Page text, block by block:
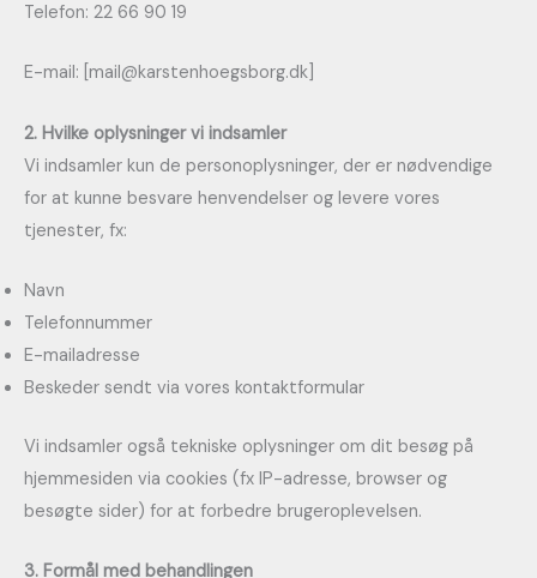
Telefon: 22 66 90 19
E-mail: [mail@karstenhoegsborg.dk]
2. Hvilke oplysninger vi indsamler
Vi indsamler kun de personoplysninger, der er nødvendige
for at kunne besvare henvendelser og levere vores
tjenester, fx:
Navn
Telefonnummer
E-mailadresse
Beskeder sendt via vores kontaktformular
Vi indsamler også tekniske oplysninger om dit besøg på
hjemmesiden via cookies (fx IP-adresse, browser og
besøgte sider) for at forbedre brugeroplevelsen.
3. Formål med behandlingen